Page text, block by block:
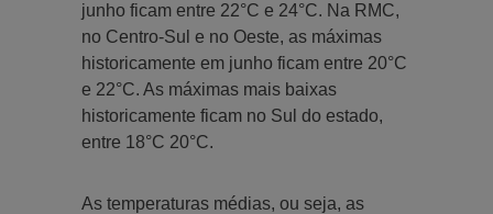
junho ficam entre 22°C e 24°C. Na RMC,
no Centro-Sul e no Oeste, as máximas
historicamente em junho ficam entre 20°C
e 22°C. As máximas mais baixas
historicamente ficam no Sul do estado,
entre 18°C 20°C.
As temperaturas médias, ou seja, as